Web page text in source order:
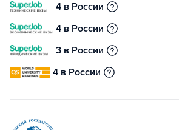
4 в России
4 в России
3 в России
4 в России